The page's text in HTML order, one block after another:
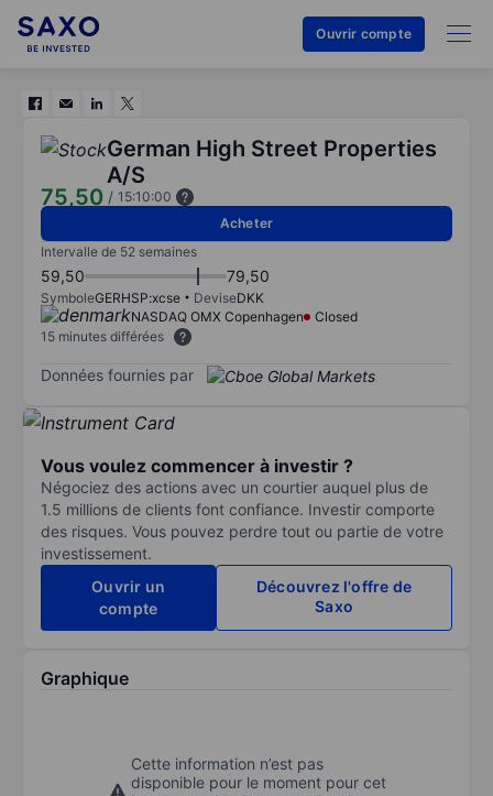
Ouvrir compte
German High Street Properties
A/S
75,50 / 15:10:00
Acheter
Intervalle de 52 semaines
59,50 79,50
SymboleGERHSP:xcse DeviseDKK
NASDAQ OMX Copenhagen
Closed
15 minutes différées
Données fournies par
Vous voulez commencer à investir ?
Négociez des actions avec un courtier auquel plus de
1.5 millions de clients font confiance. Investir comporte
des risques. Vous pouvez perdre tout ou partie de votre
investissement.
Ouvrir un
compte
Découvrez l'offre de
Saxo
Graphique
Cette information n’est pas
disponible pour le moment pour cet